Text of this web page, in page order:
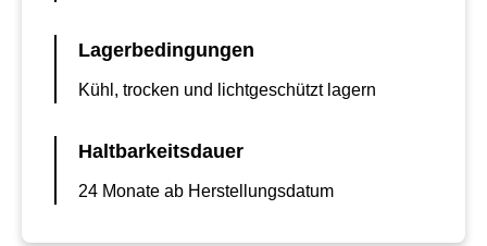
Lagerbedingungen
Kühl, trocken und lichtgeschützt lagern
Haltbarkeitsdauer
24 Monate ab Herstellungsdatum